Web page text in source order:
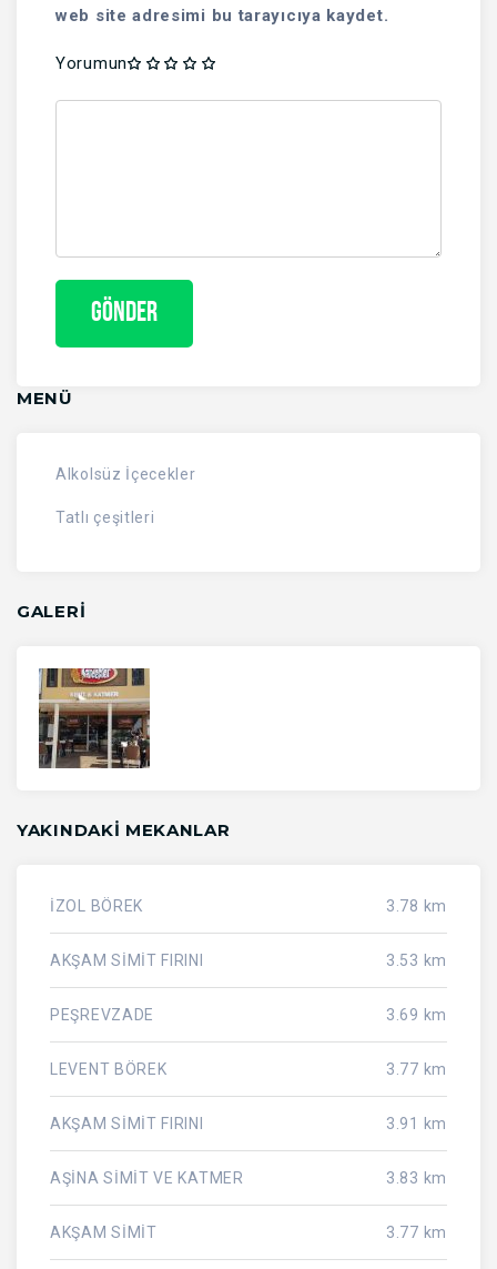
web site adresimi bu tarayıcıya kaydet.
Yorumun
MENÜ
Alkolsüz İçecekler
Tatlı çeşitleri
GALERİ
YAKINDAKI MEKANLAR
İZOL BÖREK 3.78 km
AKŞAM SİMİT FIRINI 3.53 km
PEŞREVZADE 3.69 km
LEVENT BÖREK 3.77 km
AKŞAM SİMİT FIRINI 3.91 km
AŞİNA SİMİT VE KATMER 3.83 km
AKŞAM SİMİT 3.77 km